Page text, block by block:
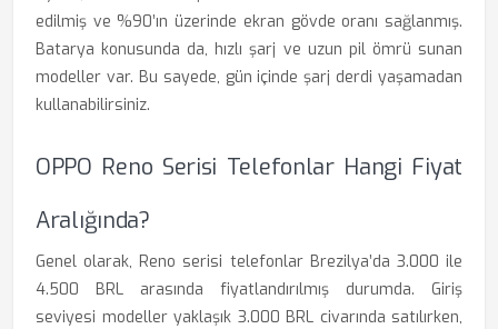
edilmiş ve %90’ın üzerinde ekran gövde oranı sağlanmış.
Batarya konusunda da, hızlı şarj ve uzun pil ömrü sunan
modeller var. Bu sayede, gün içinde şarj derdi yaşamadan
kullanabilirsiniz.
OPPO Reno Serisi Telefonlar Hangi Fiyat
Aralığında?
Genel olarak, Reno serisi telefonlar Brezilya’da 3.000 ile
4.500 BRL arasında fiyatlandırılmış durumda. Giriş
seviyesi modeller yaklaşık 3.000 BRL civarında satılırken,